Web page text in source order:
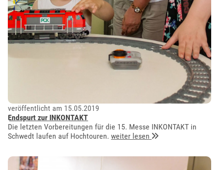
veröffentlicht am 15.05.2019
Endspurt zur INKONTAKT
Die letzten Vorbereitungen für die 15. Messe INKONTAKT in
Schwedt laufen auf Hochtouren.weiter lesen